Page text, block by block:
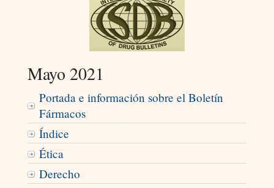
Mayo 2021
Portada e información sobre el Boletín
Fármacos
Índice
Ética
Derecho